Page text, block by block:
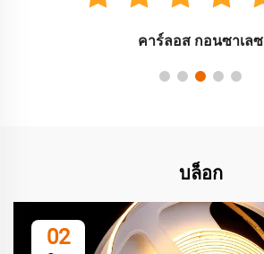
คาร์ลอส กอนซาเลซ
บล็อก
02